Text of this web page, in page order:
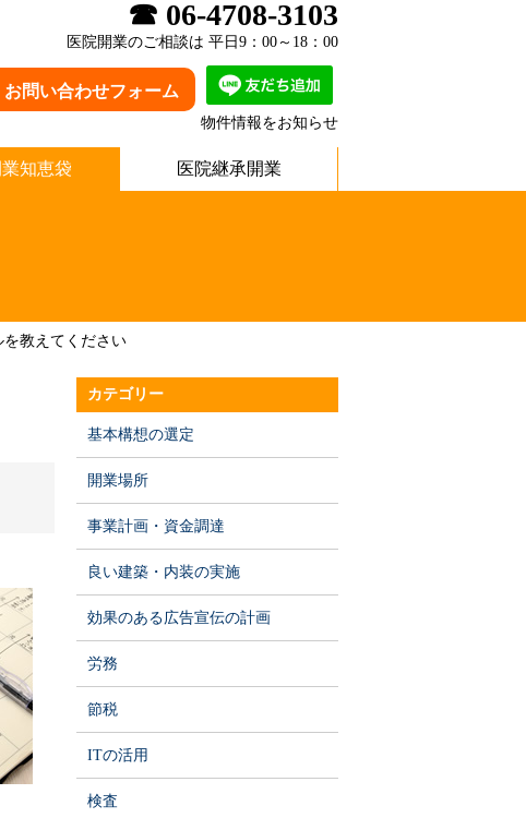
☎ 06-4708-3103
医院開業のご相談は 平日9：00～18：00
お問い合わせフォーム
物件情報をお知らせ
知恵袋 医院継承開業
教えてください
カテゴリー
基本構想の選定
開業場所
事業計画・資金調達
良い建築・内装の実施
効果のある広告宣伝の計画
労務
節税
ITの活用
検査